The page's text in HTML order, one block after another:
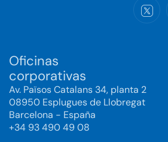
Oficinas
corporativas
Av. Països Catalans 34, planta 2
08950 Esplugues de Llobregat
Barcelona - España
+34 93 490 49 08